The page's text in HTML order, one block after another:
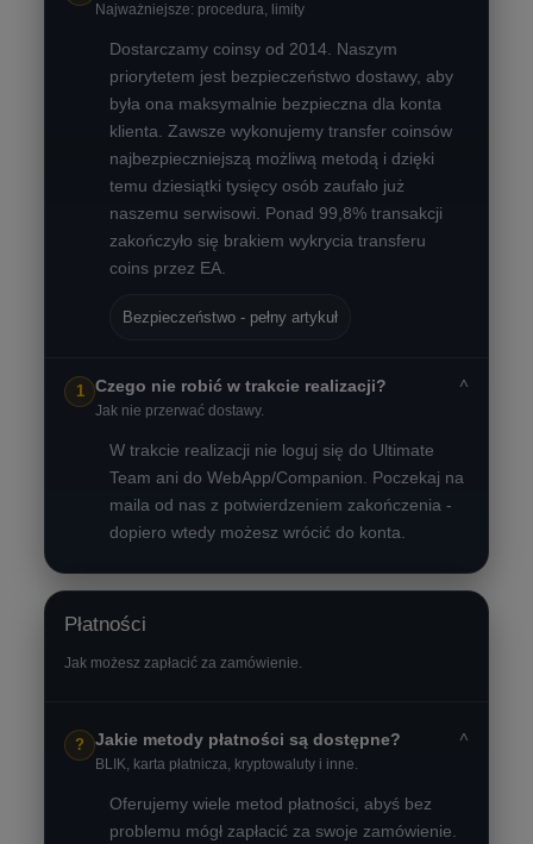
Najważniejsze: procedura, limity
Dostarczamy coinsy od 2014. Naszym
priorytetem jest bezpieczeństwo dostawy, aby
była ona maksymalnie bezpieczna dla konta
klienta. Zawsze wykonujemy transfer coinsów
najbezpieczniejszą możliwą metodą i dzięki
temu dziesiątki tysięcy osób zaufało już
naszemu serwisowi. Ponad 99,8% transakcji
zakończyło się brakiem wykrycia transferu
coins przez EA.
Bezpieczeństwo - pełny artykuł
1 Czego nie robić w trakcie realizacji?
Jak nie przerwać dostawy.
˅
W trakcie realizacji nie loguj się do Ultimate
Team ani do WebApp/Companion. Poczekaj na
maila od nas z potwierdzeniem zakończenia -
dopiero wtedy możesz wrócić do konta.
Płatności
Jak możesz zapłacić za zamówienie.
? Jakie metody płatności są dostępne?
BLIK, karta płatnicza, kryptowaluty i inne.
˅
Oferujemy wiele metod płatności, abyś bez
problemu mógł zapłacić za swoje zamówienie.